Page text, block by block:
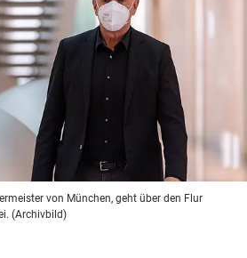
von München, geht über den Flur
(Archivbild)